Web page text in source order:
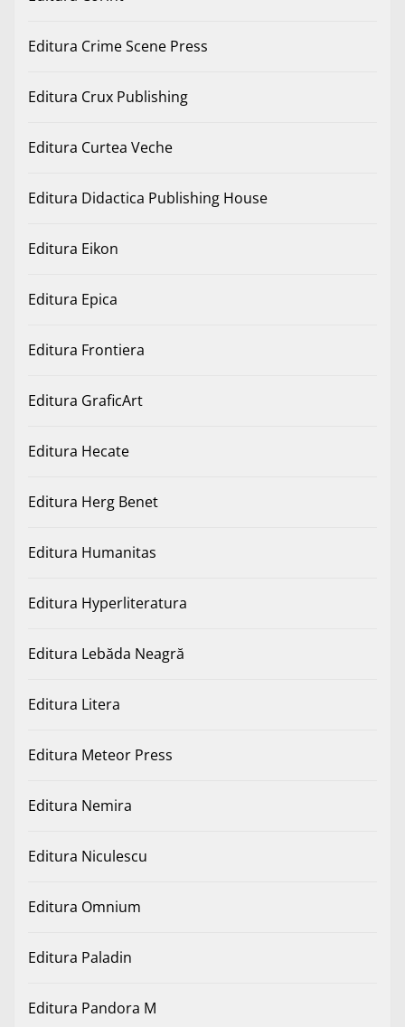
Editura Crime Scene Press
Editura Crux Publishing
Editura Curtea Veche
Editura Didactica Publishing House
Editura Eikon
Editura Epica
Editura Frontiera
Editura GraficArt
Editura Hecate
Editura Herg Benet
Editura Humanitas
Editura Hyperliteratura
Editura Lebăda Neagră
Editura Litera
Editura Meteor Press
Editura Nemira
Editura Niculescu
Editura Omnium
Editura Paladin
Editura Pandora M